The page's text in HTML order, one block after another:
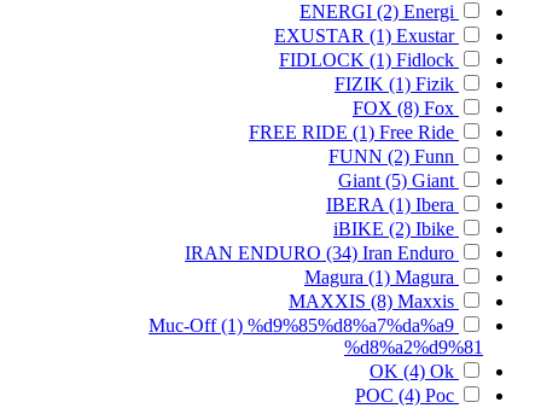
ENERGI (2) Energi
EXUSTAR (1) Exustar
FIDLOCK (1) Fidlock
FIZIK (1) Fizik
FOX (8) Fox
FREE RIDE (1) Free Ride
FUNN (2) Funn
Giant (5) Giant
IBERA (1) Ibera
iBIKE (2) Ibike
IRAN ENDURO (34) Iran Enduro
Magura (1) Magura
MAXXIS (8) Maxxis
Muc-Off (1) %d9%85%d8%a7%da%a9
%d8%a2%d9%81
OK (4) Ok
POC (4) Poc